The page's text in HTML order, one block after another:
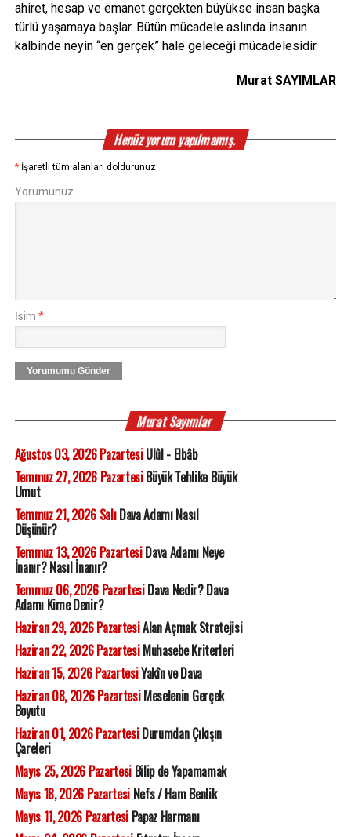
ahiret, hesap ve emanet gerçekten büyükse insan başka
türlü yaşamaya başlar. Bütün mücadele aslında insanın
kalbinde neyin “en gerçek” hale geleceği mücadelesidir.
Murat SAYIMLAR
Henüz yorum yapılmamış.
* İşaretli tüm alanları doldurunuz.
Yorumunuz
İsim *
Yorumumu Gönder
Murat Sayımlar
Ağustos 03, 2026 PazartesiUlûl - Elbâb
Temmuz 27, 2026 PazartesiBüyük Tehlike Büyük
Umut
Temmuz 21, 2026 SalıDava Adamı Nasıl
Düşünür?
Temmuz 13, 2026 PazartesiDava Adamı Neye
İnanır? Nasıl İnanır?
Temmuz 06, 2026 PazartesiDava Nedir? Dava
Adamı Kime Denir?
Haziran 29, 2026 PazartesiAlan Açmak Stratejisi
Haziran 22, 2026 PazartesiMuhasebe Kriterleri
Haziran 15, 2026 PazartesiYakîn ve Dava
Haziran 08, 2026 PazartesiMeselenin Gerçek
Boyutu
Haziran 01, 2026 PazartesiDurumdan Çıkışın
Çareleri
Mayıs 25, 2026 PazartesiBilip de Yapamamak
Mayıs 18, 2026 PazartesiNefs / Ham Benlik
Mayıs 11, 2026 PazartesiPapaz Harmanı